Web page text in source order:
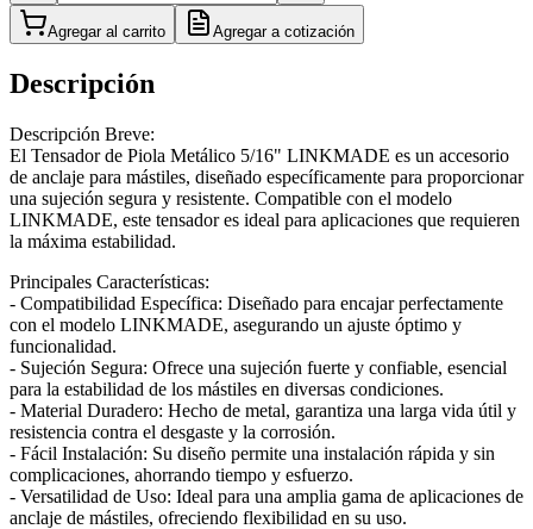
Agregar al carrito Agregar a cotización
Descripción
Descripción Breve:
El Tensador de Piola Metálico 5/16" LINKMADE es un accesorio
de anclaje para mástiles, diseñado específicamente para proporcionar
una sujeción segura y resistente. Compatible con el modelo
LINKMADE, este tensador es ideal para aplicaciones que requieren
la máxima estabilidad.
Principales Características:
- Compatibilidad Específica: Diseñado para encajar perfectamente
con el modelo LINKMADE, asegurando un ajuste óptimo y
funcionalidad.
- Sujeción Segura: Ofrece una sujeción fuerte y confiable, esencial
para la estabilidad de los mástiles en diversas condiciones.
- Material Duradero: Hecho de metal, garantiza una larga vida útil y
resistencia contra el desgaste y la corrosión.
- Fácil Instalación: Su diseño permite una instalación rápida y sin
complicaciones, ahorrando tiempo y esfuerzo.
- Versatilidad de Uso: Ideal para una amplia gama de aplicaciones de
anclaje de mástiles, ofreciendo flexibilidad en su uso.